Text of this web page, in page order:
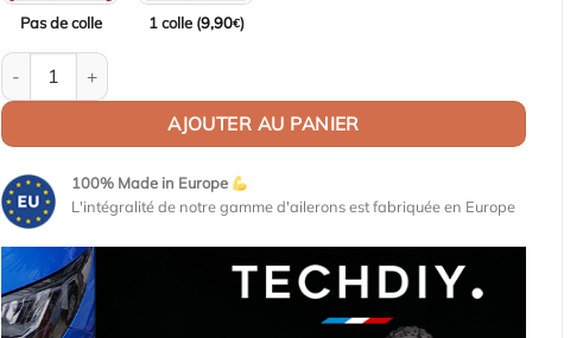
Pas de colle 1 colle (9,90€)
quantité de Becquet / Lèvre de coffre pour Alfa 159 (2005+) Rear Lip
AJOUTER AU PANIER
100% Made in Europe
L'intégralité de notre gamme d'ailerons est fabriquée en Europe